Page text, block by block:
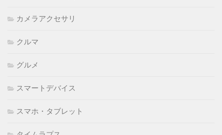
カメラアクセサリ
クルマ
グルメ
スマートデバイス
スマホ・タブレット